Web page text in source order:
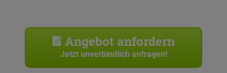
Angebot anfordern
Jetzt unverbindlich anfragen!